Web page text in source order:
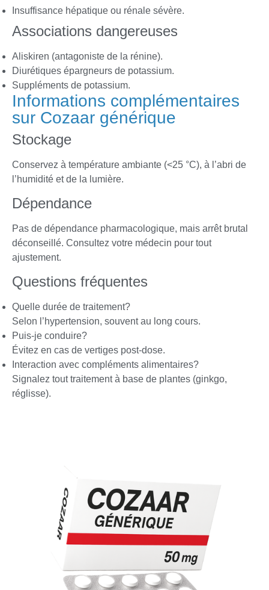
Insuffisance hépatique ou rénale sévère.
Associations dangereuses
Aliskiren (antagoniste de la rénine).
Diurétiques épargneurs de potassium.
Suppléments de potassium.
Informations complémentaires
sur Cozaar générique
Stockage
Conservez à température ambiante (<25 °C), à l’abri de
l’humidité et de la lumière.
Dépendance
Pas de dépendance pharmacologique, mais arrêt brutal
déconseillé. Consultez votre médecin pour tout
ajustement.
Questions fréquentes
Quelle durée de traitement?
Selon l’hypertension, souvent au long cours.
Puis-je conduire?
Évitez en cas de vertiges post-dose.
Interaction avec compléments alimentaires?
Signalez tout traitement à base de plantes (ginkgo,
réglisse).